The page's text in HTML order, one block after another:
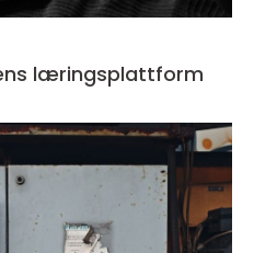
læringsplattform